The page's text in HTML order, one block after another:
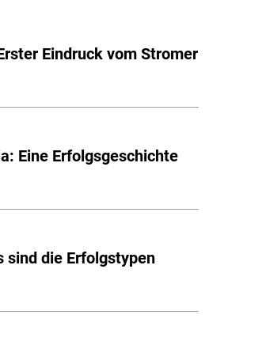
Eindruck vom Stromer
Eine Erfolgsgeschichte
sind die Erfolgstypen